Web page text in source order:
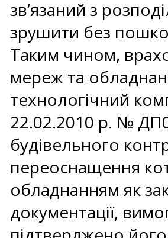
зв’язаний з
зрушити без
Таким чином,
мереж та
технологічний
22.02.2010 р. №
будівельного
переоснащення
обладнанням як
документації,